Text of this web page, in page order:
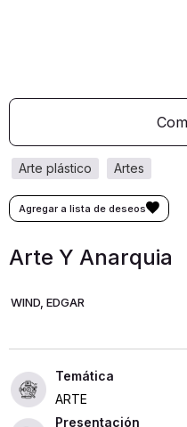
artes
arte plástico
Arte Y Anarquia
WIND, EDGAR
ARTE
Presentación